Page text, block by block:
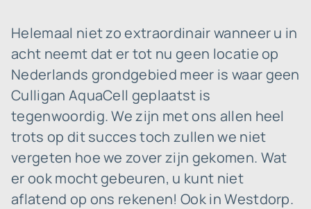
Helemaal niet zo extraordinair wanneer u in
acht neemt dat er tot nu geen locatie op
Nederlands grondgebied meer is waar geen
Culligan AquaCell geplaatst is
tegenwoordig. We zijn met ons allen heel
trots op dit succes toch zullen we niet
vergeten hoe we zover zijn gekomen. Wat
er ook mocht gebeuren, u kunt niet
aflatend op ons rekenen! Ook in Westdorp.